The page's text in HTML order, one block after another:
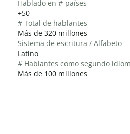
Hablado en # países
+50
# Total de hablantes
Más de 320 millones
Sistema de escritura / Alfabeto
Latino
# Hablantes como segundo
Más de 100 millones